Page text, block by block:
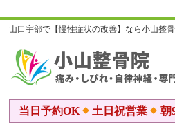
山口宇部で【慢性症状の改善】なら小山整
当日予約OK 土日祝営業 朝